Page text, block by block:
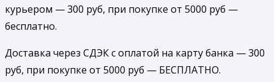
курьером — 300 руб, при покупке от 5000 руб —
бесплатно.
Доставка через СДЭК с оплатой на карту банка — 300
руб, при покупке от 5000 руб — БЕСПЛАТНО.